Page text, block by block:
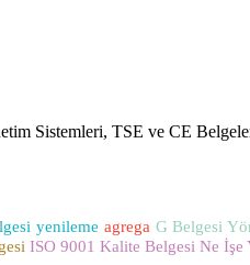
Sistemleri, TSE ve CE
yenileme agrega G Belgesi
ISO 9001 Kalite Belgesi Ne İşe